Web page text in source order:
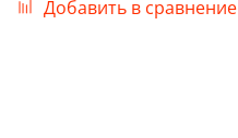
Добавить в сравнение